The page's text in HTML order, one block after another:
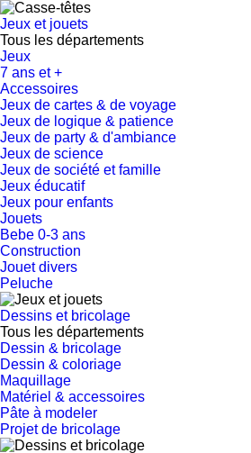
Jeux et jouets
Tous les départements
Jeux
7 ans et +
Accessoires
Jeux de cartes & de voyage
Jeux de logique & patience
Jeux de party & d'ambiance
Jeux de science
Jeux de société et famille
Jeux éducatif
Jeux pour enfants
Jouets
Bebe 0-3 ans
Construction
Jouet divers
Peluche
Dessins et bricolage
Tous les départements
Dessin & bricolage
Dessin & coloriage
Maquillage
Matériel & accessoires
Pâte à modeler
Projet de bricolage